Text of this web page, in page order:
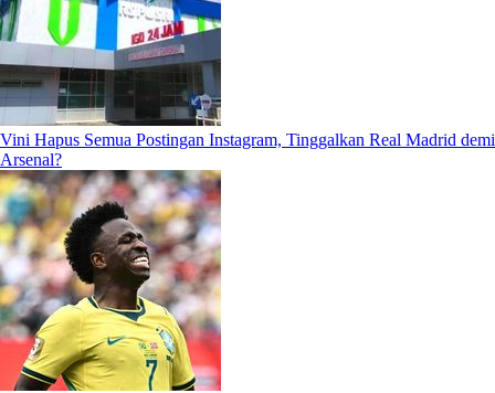
Vini Hapus Semua Postingan Instagram, Tinggalkan Real Madrid demi
Arsenal?